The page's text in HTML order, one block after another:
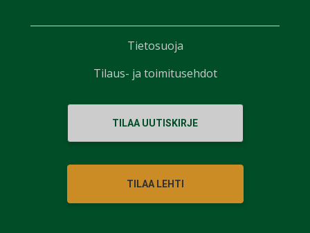
TILAA UUTISKIRJE
TILAA LEHTI
Tietosuoja
Tilaus- ja toimitusehdot